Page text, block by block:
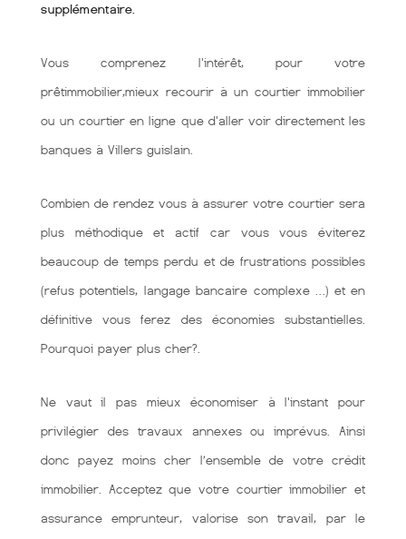
supplémentaire.
Vous comprenez l'intérêt, pour votre
prêtimmobilier,mieux recourir à un courtier immobilier
ou un courtier en ligne que d'aller voir directement les
banques à Villers guislain.
Combien de rendez vous à assurer votre courtier sera
plus méthodique et actif car vous vous éviterez
beaucoup de temps perdu et de frustrations possibles
(refus potentiels, langage bancaire complexe …) et en
définitive vous ferez des économies substantielles.
Pourquoi payer plus cher?.
Ne vaut il pas mieux économiser à l'instant pour
privilégier des travaux annexes ou imprévus. Ainsi
donc payez moins cher l’ensemble de votre crédit
immobilier. Acceptez que votre courtier immobilier et
assurance emprunteur, valorise son travail, par le